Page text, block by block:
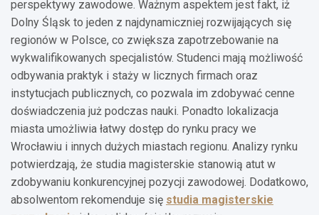
perspektywy zawodowe. Ważnym aspektem jest fakt, iż
Dolny Śląsk to jeden z najdynamiczniej rozwijających się
regionów w Polsce, co zwiększa zapotrzebowanie na
wykwalifikowanych specjalistów. Studenci mają możliwość
odbywania praktyk i staży w licznych firmach oraz
instytucjach publicznych, co pozwala im zdobywać cenne
doświadczenia już podczas nauki. Ponadto lokalizacja
miasta umożliwia łatwy dostęp do rynku pracy we
Wrocławiu i innych dużych miastach regionu. Analizy rynku
potwierdzają, że studia magisterskie stanowią atut w
zdobywaniu konkurencyjnej pozycji zawodowej. Dodatkowo,
absolwentom rekomenduje się studia magisterskie